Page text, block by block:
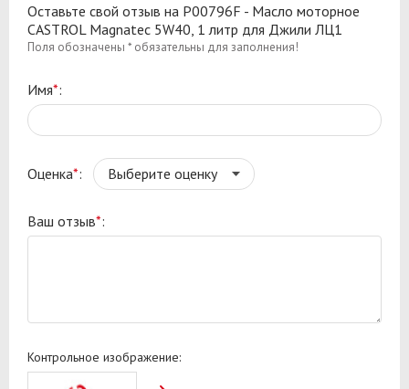
Оставьте свой отзыв на P00796F - Масло моторное
CASTROL Magnatec 5W40, 1 литр для Джили ЛЦ1
Поля обозначены * обязательны для заполнения!
Имя*:
Оценка*:
Ваш отзыв*:
Контрольное изображение: